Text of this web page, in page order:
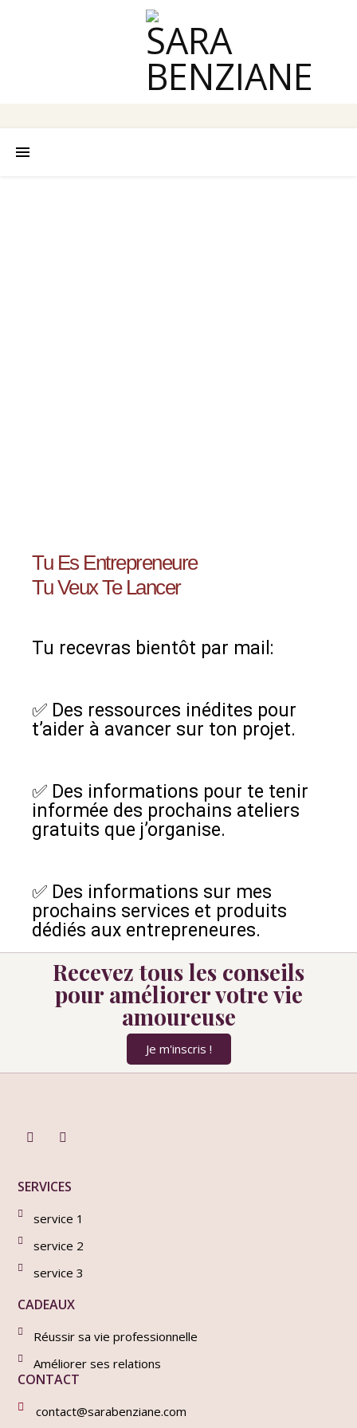
Tu Es Entrepreneure
Tu Veux Te Lancer
Tu recevras bientôt par mail:
✅ Des ressources inédites pour
t’aider à avancer sur ton projet.
✅ Des informations pour te tenir
informée des prochains ateliers
gratuits que j’organise.
✅ Des informations sur mes
prochains services et produits
dédiés aux entrepreneures.
Recevez tous les conseils
pour améliorer votre vie
amoureuse
Je m'inscris !
SERVICES
service 1
service 2
service 3
CADEAUX
Réussir sa vie professionnelle
Améliorer ses relations
CONTACT
contact@sarabenziane.com